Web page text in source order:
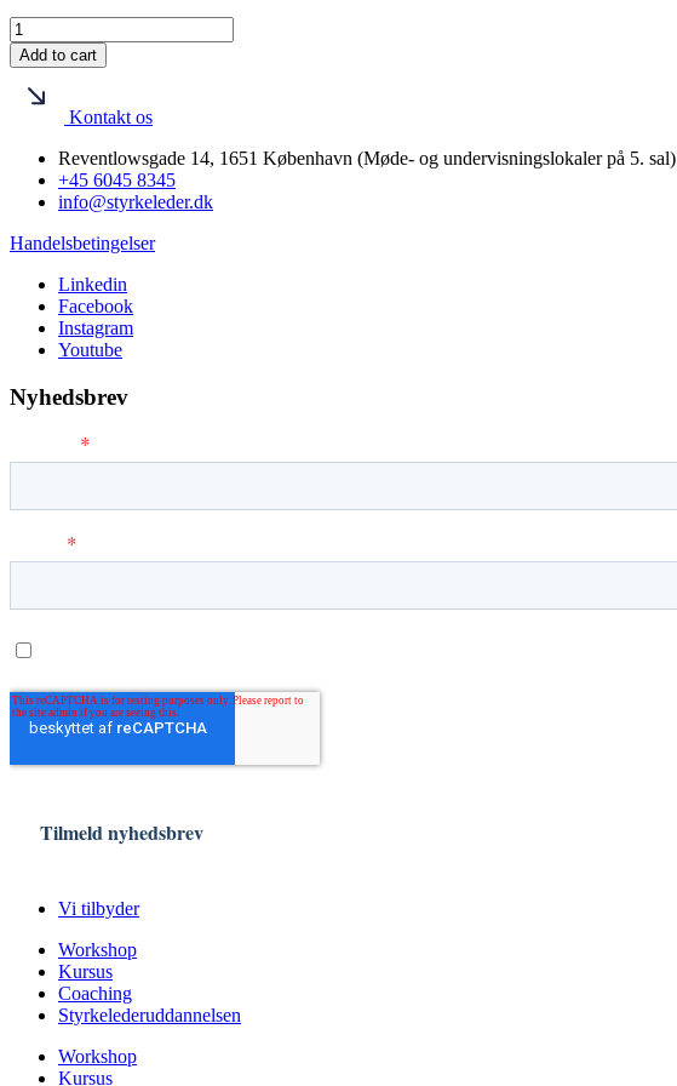
Foredrag:
Styrkecoaching
quantity
Add to cart
Kontakt os
Reventlowsgade 14, 1651 København (Møde- og undervisningslokaler på 5. sal)
+45 6045 8345
info@styrkeleder.dk
Handelsbetingelser
Linkedin
Facebook
Instagram
Youtube
Nyhedsbrev
Vi tilbyder
Workshop
Kursus
Coaching
Styrkelederuddannelsen
Workshop
Kursus